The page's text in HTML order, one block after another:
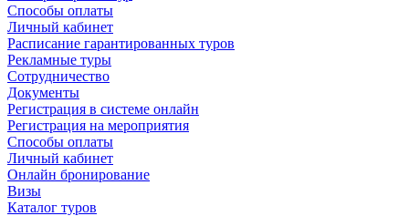
Способы оплаты
Личный кабинет
Расписание гарантированных туров
Рекламные туры
Сотрудничество
Документы
Регистрация в системе онлайн
Регистрация на мероприятия
Способы оплаты
Личный кабинет
Онлайн бронирование
Визы
Каталог туров